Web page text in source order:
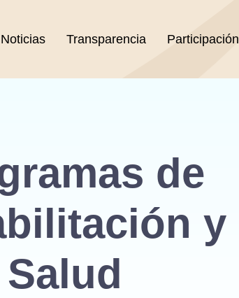
Noticias Transparencia Participación
de
y
Salud